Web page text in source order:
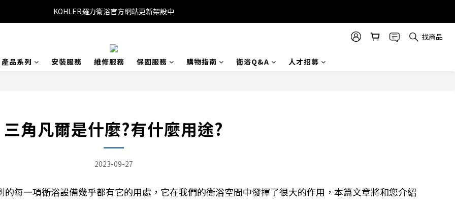
KOHLER羅力衛浴官方網站更新架設中
找商品
產品系列 安裝服務 維修服務 保固服務 購物指南 衛浴Q&A 人才招募
三角凡爾是什麼?有什麼用途?
2023-09-27
每一項衛浴設備幾乎都有它的用處，它在我們的衛浴空間中發揮了很大的作用，本篇文章將和您介紹